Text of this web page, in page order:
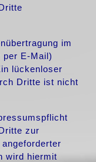
im
per E-Mail)
lückenloser
Dritte ist nicht
zur
wird hiermit